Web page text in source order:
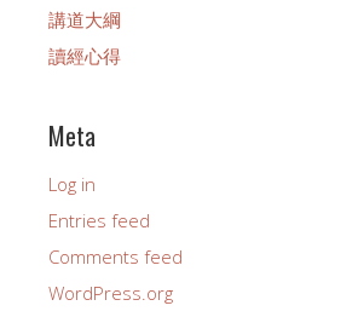
講道大綱
讀經心得
Meta
Log in
Entries feed
Comments feed
WordPress.org